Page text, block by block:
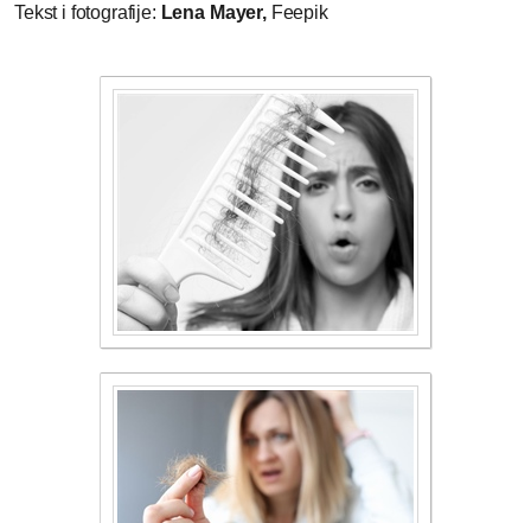
Tekst i fotografije: Lena Mayer,Feepik